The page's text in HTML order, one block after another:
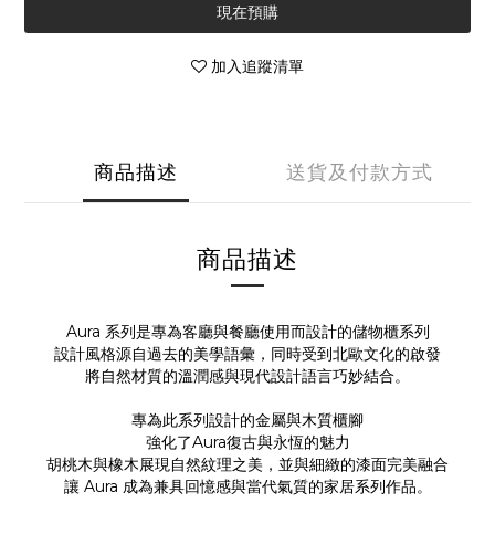
現在預購
加入追蹤清單
商品描述 送貨及付款方式
商品描述
Aura 系列是專為客廳與餐廳使用而設計的儲物櫃系列
設計風格源自過去的美學語彙，同時受到北歐文化的啟發
將自然材質的溫潤感與現代設計語言巧妙結合。
專為此系列設計的金屬與木質櫃腳
強化了Aura復古與永恆的魅力
胡桃木與橡木展現自然紋理之美，並與細緻的漆面完美融合
讓 Aura 成為兼具回憶感與當代氣質的家居系列作品。